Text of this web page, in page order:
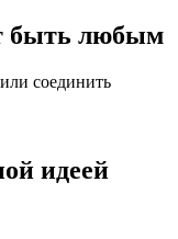
быть любым
соединить
идеей